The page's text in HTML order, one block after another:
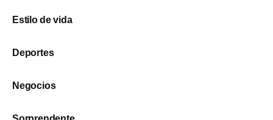
Estilo de vida
Deportes
Negocios